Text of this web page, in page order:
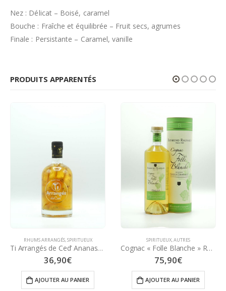
Nez : Délicat – Boisé, caramel
Bouche : Fraîche et équilibrée – Fruit secs, agrumes
Finale : Persistante – Caramel, vanille
PRODUITS APPARENTÉS
RHUMS ARRANGÉS,SPIRITUEUX
Ti Arrangés de Ced’ Ananas-Caramel au Beurre Salé 70 cl
36,90€
AJOUTER AU PANIER
SPIRITUEUX,AUTRES
Cognac « Folle Blanche » Récolte 2005 70 cl – Raymond RAGNAUD
75,90€
AJOUTER AU PANIER